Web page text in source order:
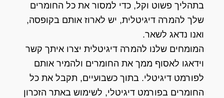
בתהליך פשוט וקל, כדי למסור את כל החומרים
שלך להמרה דיגיטלית, יש לארוז אותם בקופסה,
ואנו נדאג לשאר.
המומחים שלנו להמרה דיגיטלית יצרו איתך קשר
וידאגו לאסוף ממך את החומרים ולהמיר אותם
לפורמט דיגיטלי. בתוך כשבועיים, תקבל את כל
החומרים בפורמט דיגיטלי, לשימוש באתר הזכרון